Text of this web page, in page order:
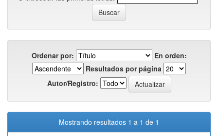
Ordenar por:
En orden:
Resultados por página
Autor/Registro:
Mostrando resultados 1 a 1 de 1